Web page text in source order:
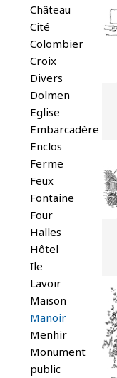
Château
Cité
Colombier
Croix
Divers
Dolmen
Eglise
Embarcadère
Enclos
Ferme
Feux
Fontaine
Four
Halles
Hôtel
Ile
Lavoir
Maison
Manoir
Menhir
Monument
public